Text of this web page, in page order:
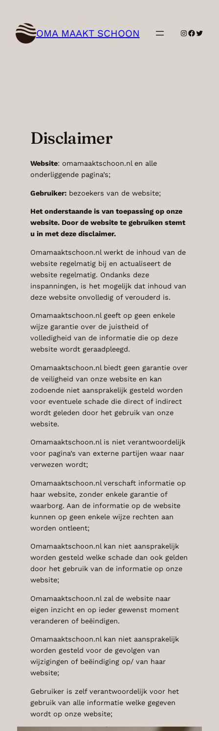
inhoud
OMA MAAKT SCHOON Instagram
Disclaimer
Website: omamaaktschoon.nl en alle
onderliggende pagina’s;
Gebruiker:bezoekers van de website;
Het onderstaande is van toepassing op onze
website. Door de website te gebruiken stemt
u in met deze disclaimer.
Omamaaktschoon.nl werkt de inhoud van de
website regelmatig bij en actualiseert de
website regelmatig. Ondanks deze
inspanningen, is het mogelijk dat inhoud van
deze website onvolledig of verouderd is.
Omamaaktschoon.nl geeft op geen enkele
wijze garantie over de juistheid of
volledigheid van de informatie die op deze
website wordt geraadpleegd.
Omamaaktschoon.nl biedt geen garantie over
de veiligheid van onze website en kan
zodoende niet aansprakelijk gesteld worden
voor eventuele schade die direct of indirect
wordt geleden door het gebruik van onze
website.
Omamaaktschoon.nl is niet verantwoordelijk
voor pagina’s van externe partijen waar naar
verwezen wordt;
Omamaaktschoon.nl verschaft informatie op
haar website, zonder enkele garantie of
waarborg. Aan de informatie op de website
kunnen op geen enkele wijze rechten aan
worden ontleent;
Omamaaktschoon.nl kan niet aansprakelijk
worden gesteld welke schade dan ook gelden
door het gebruik van de informatie op onze
website;
Omamaaktschoon.nl zal de website naar
eigen inzicht en op ieder gewenst moment
veranderen of beëindigen.
Omamaaktschoon.nl kan niet aansprakelijk
worden gesteld voor de gevolgen van
wijzigingen of beëindiging op/ van haar
website;
Gebruiker is zelf verantwoordelijk voor het
gebruik van alle informatie welke gegeven
wordt op onze website;